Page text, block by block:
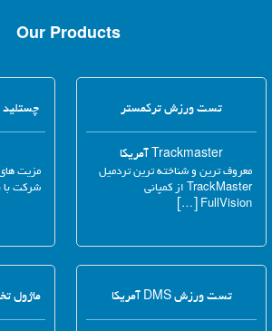
Our Products
تست ورزش ترکمستر
Trackmaster آمریکا
معروف ترین و شناخته ترین تردمیل
TrackMaster از کمپانی
FullVision […]
مزیت
شرکت با
تست ورزش DMS آمریکا